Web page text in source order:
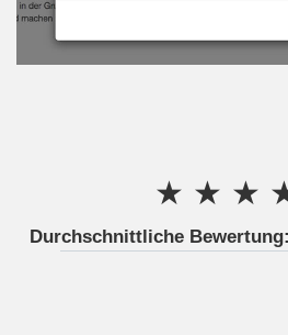
★
★
★
Durchschnittliche Bewertung: